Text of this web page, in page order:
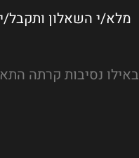
מלא/י השאלון ותקבל/
באילו נסיבות קרתה